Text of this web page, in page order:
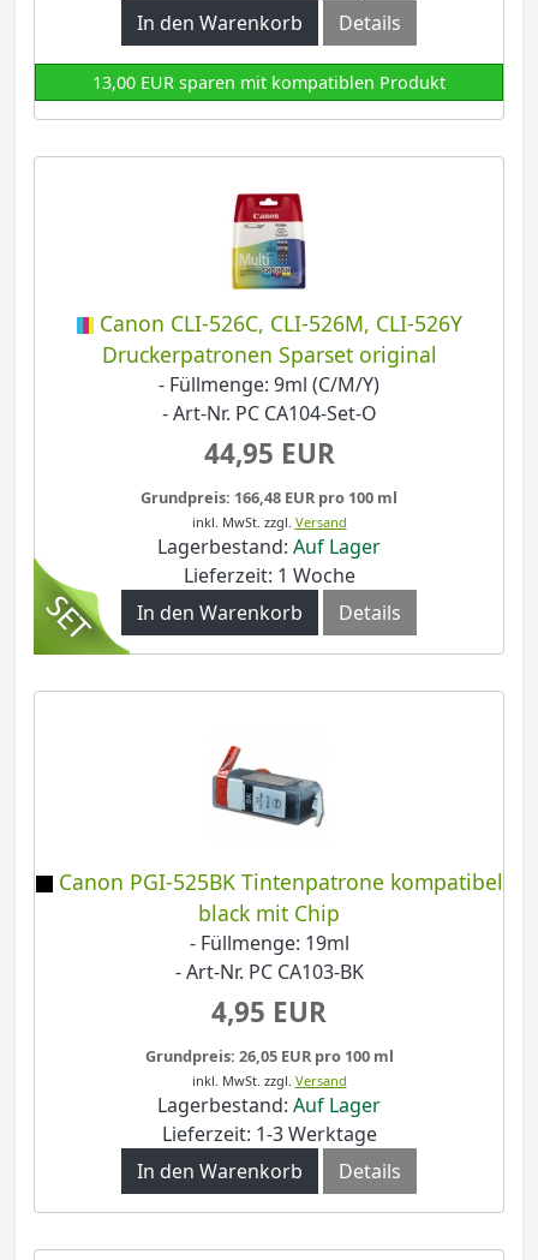
In den Warenkorb
Details
13,00 EUR sparen mit kompatiblen Produkt
Canon CLI-526C, CLI-526M, CLI-526Y
Druckerpatronen Sparset original
- Füllmenge: 9ml (C/M/Y)
- Art-Nr. PC CA104-Set-O
44,95 EUR
Grundpreis: 166,48 EUR pro 100 ml
inkl. MwSt. zzgl. Versand
Lagerbestand: Auf Lager
Lieferzeit: 1 Woche
In den Warenkorb
Details
Canon PGI-525BK Tintenpatrone kompatibel
black mit Chip
- Füllmenge: 19ml
- Art-Nr. PC CA103-BK
4,95 EUR
Grundpreis: 26,05 EUR pro 100 ml
inkl. MwSt. zzgl. Versand
Lagerbestand: Auf Lager
Lieferzeit: 1-3 Werktage
In den Warenkorb
Details